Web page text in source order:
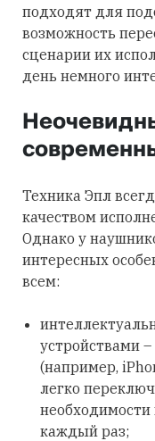
подходят для
возможность
сценарии их
день немного
Техника Эпл
качеством
Однако у
интересных
всем:
устройствами
(например,
легко
каждый раз;